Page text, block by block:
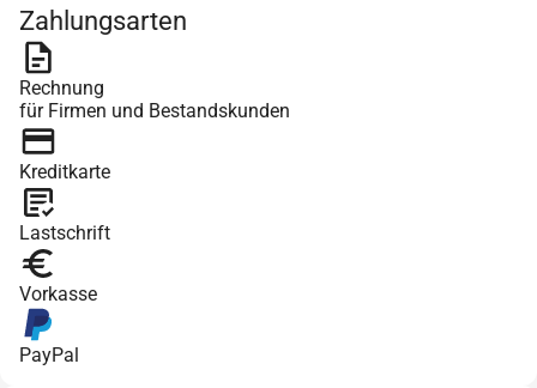
Zahlungsarten
Rechnung
für Firmen und Bestandskunden
Kreditkarte
Lastschrift
Vorkasse
PayPal